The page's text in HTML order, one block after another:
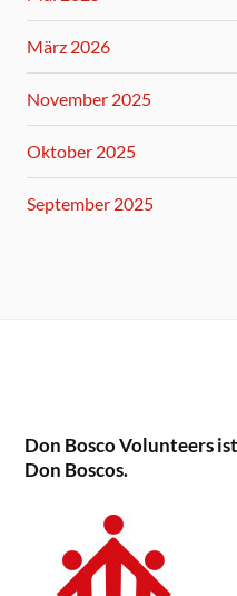
März 2026
November 2025
Oktober 2025
September 2025
Don Bosco Volunteers
Don Boscos.